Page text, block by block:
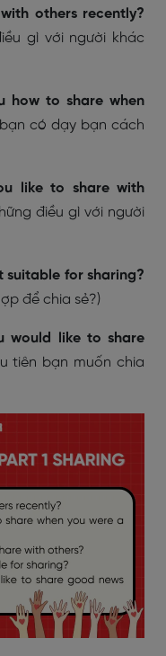
others recently?
gì với người khác
how to share when
có dạy bạn cách
like to share with
điều gì với người
suitable for sharing?
để chia sẻ?)
would like to share
tiên bạn muốn chia